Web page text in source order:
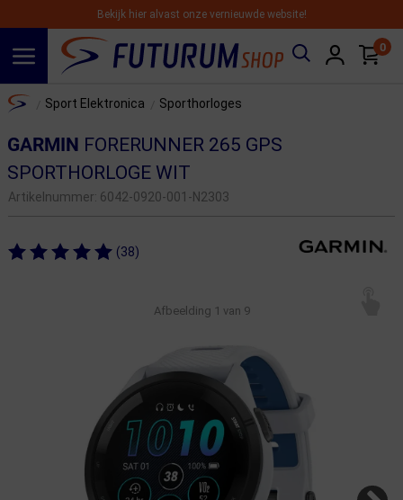
Bekijk hier alvast onze vernieuwde website!
0
Home Sport Elektronica Sporthorloges
GARMIN FORERUNNER 265 GPS
SPORTHORLOGE WIT
Artikelnummer: 6042-0920-001-N2303
(38)
Afbeelding 1 van 9